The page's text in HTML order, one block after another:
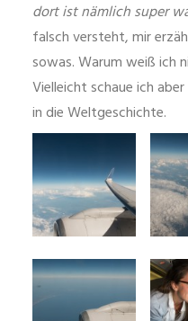
dort ist nämlich super
falsch versteht, mir
sowas. Warum weiß ich
Vielleicht schaue ich
in die Weltgeschichte.